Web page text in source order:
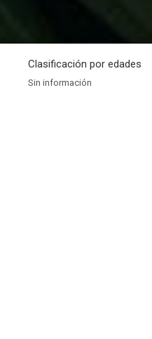
Clasificación por edades
Sin información